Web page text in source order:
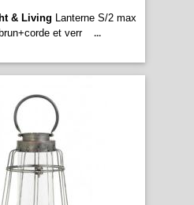
& Living Lanterne S/2 max
et verr
...